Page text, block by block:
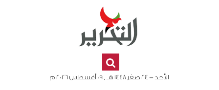
الأحد - 24 صفر 1448 هـ , 09 أغسطس 2026 م